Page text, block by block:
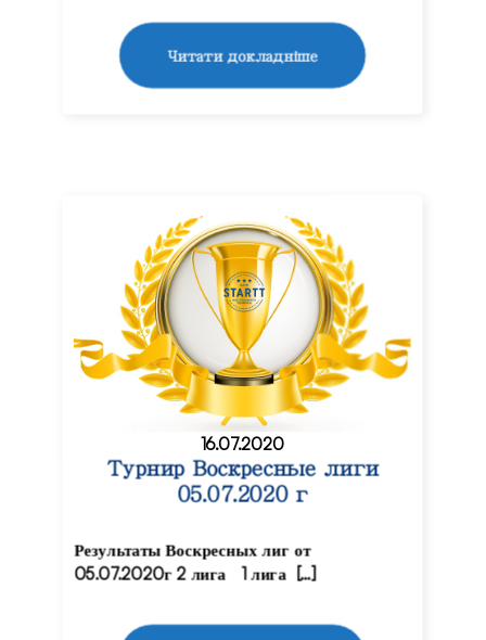
Читати докладніше
16.07.2020
Турнир Воскресные лиги
05.07.2020 г
Результаты Воскресных лиг от
05.07.2020г 2 лига 1 лига […]